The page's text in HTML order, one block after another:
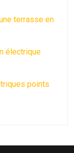
terrasse en
électrique
points